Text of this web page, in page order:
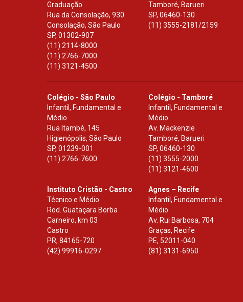
Graduação
Rua da Consolação, 930
Consolação, São Paulo
SP, 01302-907
(11) 2114-8000
(11) 2766-7000
(11) 3121-4500
Tamboré, Barueri
SP,06460-130
(11) 3555-2181/2159
Colégio - São Paulo
Infantil, Fundamental e
Médio
Rua Itambé, 145
Higienópolis, São Paulo
SP, 01239-001
(11) 2766-7600
Colégio - Tamboré
Infantil, Fundamental e
Médio
Av. Mackenzie
Tamboré, Barueri
SP,06460-130
(11) 3555-2000
(11) 3121-4600
Instituto Cristão - Castro
Técnico e Médio
Rod. Guataçara Borba
Carneiro, km 03
Castro
PR, 84165-720
(42) 99916-0297
Agnes – Recife
Infantil, Fundamental e
Médio
Av. Rui Barbosa, 704
Graças, Recife
PE, 52011-040
(81) 3131-6950